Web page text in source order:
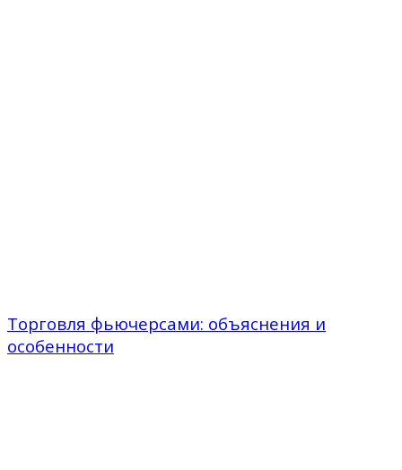
Торговля фьючерсами: объяснения и
особенности